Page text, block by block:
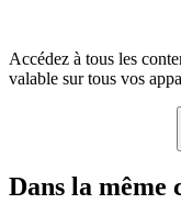
Accédez à tous les
valable sur tous vos
Dans la même